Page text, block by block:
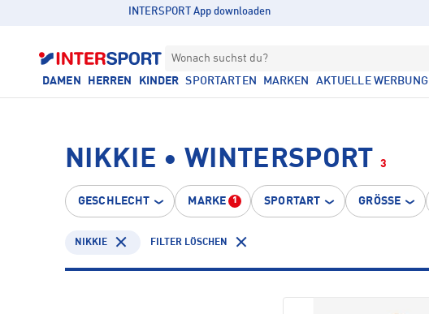
INTERSPORT App downloaden
Wonach suchst du?
DAMEN HERREN KINDER SPORTARTEN MARKEN AKTUELLE WERBUNG
NIKKIE • WINTERSPORT 3
GESCHLECHT MARKE 1 SPORTART GRÖSSE
NIKKIE FILTER LÖSCHEN